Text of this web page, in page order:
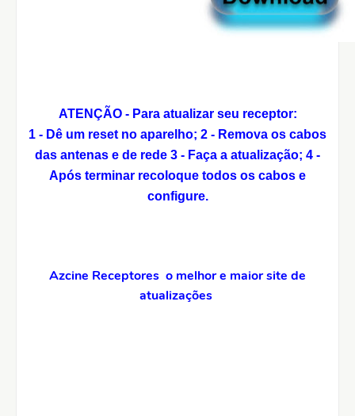
ATENÇÃO - Para atualizar seu receptor:
1 - Dê um reset no aparelho; 2 - Remova os cabos
das antenas e de rede 3 - Faça a atualização; 4 -
Após terminar recoloque todos os cabos e
configure.
Azcine Receptores o melhor e maior site de
atualizações